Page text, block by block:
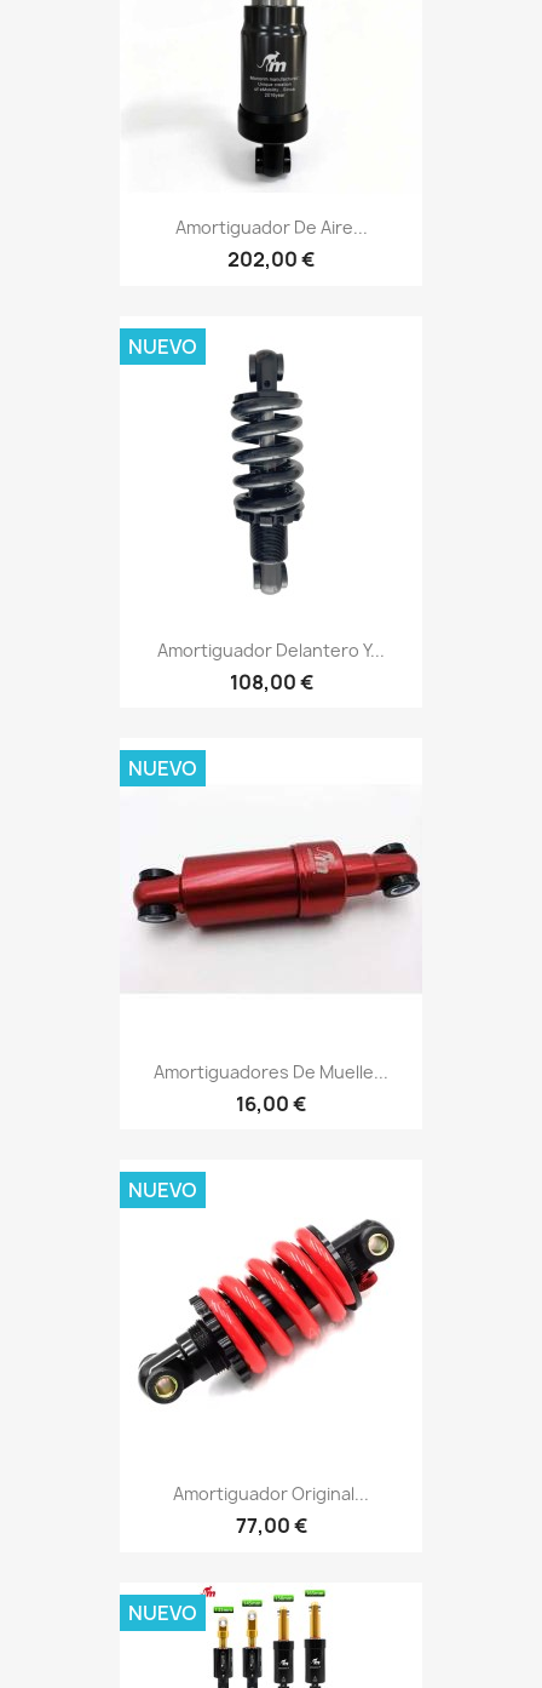
Amortiguador De Aire...
202,00 €
Amortiguador Delantero Y...
108,00 €
NUEVO
Amortiguadores De Muelle...
16,00 €
NUEVO
Amortiguador Original...
77,00 €
NUEVO
NUEVO